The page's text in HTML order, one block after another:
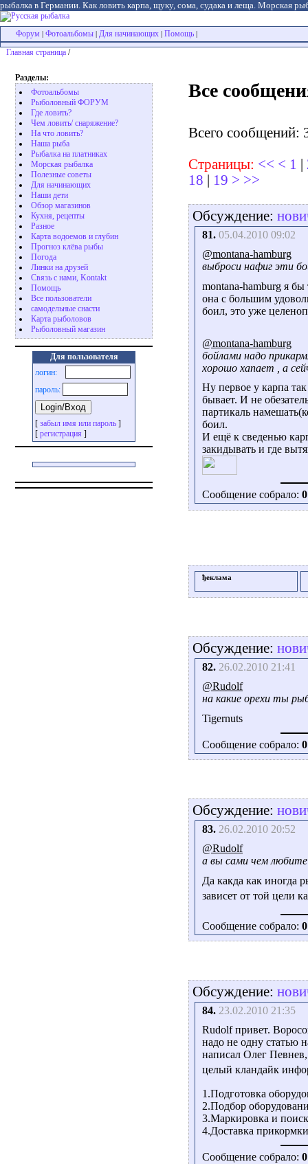
рыбалка в Германии. Как ловить карпа, щуку, сома, судака и леща. Морская
Форум Фотоальбомы Для начинающих Помощь
Главная страница /
Разделы:
Фотоальбомы
Рыболовный ФОРУМ
Где ловить?
Чем ловить/ снаряжение?
На что ловить?
Наша рыба
Рыбалка на платниках
Морская рыбалка
Полезные советы
Для начинающих
Наши дети
Обзор магазинов
Кухня, рецепты
Разное
Карта водоемов и глубин
Прогноз клёва рыбы
Погода
Линки на друзей
Связь с нами, Kontakt
Помощь
Все пользователи
самодельные снасти
Карта рыболовов
Рыболовный магазин
Для пользователя
логин:
пароль:
[ забыл имя или пароль ]
[ регистрация ]
Все
Всего сообщений:
Страницы: << < 1
18
19 > >>
Обсуждение:
81. 05.04.2010 09:02
@montana-hamburg
выброси нафиг эти
montana-hamburg я
она с большим
боил, это уже
@montana-hamburg
бойлами надо
хорошо хапает , а
Ну первое у карпа
бывает. И не
партикаль
боил.
И ещё к сведенью
закидывать и где
Сообщение собрало: 0
ђеклама
Обсуждение:
82. 26.02.2010 21:41
@Rudolf
на какие орехи ты
Tigernuts
Сообщение собрало: 0
Обсуждение:
83. 26.02.2010 20:52
@Rudolf
а вы сами чем
Да какда как иногда
зависет от той цели
Сообщение собрало: 0
Обсуждение:
84. 23.02.2010 21:35
Rudolf привет.
надо не одну статью
написал Олег Певнев,
целый кландайк
1.Подготовка
2.Подбор
3.Маркировка и
4.Доставка
Сообщение собрало: 0